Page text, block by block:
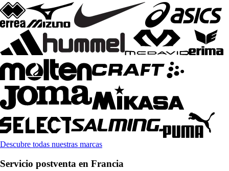
Descubre todas nuestras marcas
Servicio postventa en Francia